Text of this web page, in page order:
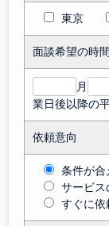
東京
面談希望の時
月
業日後以降の
依頼意向
条件が合
サービス
すぐに依